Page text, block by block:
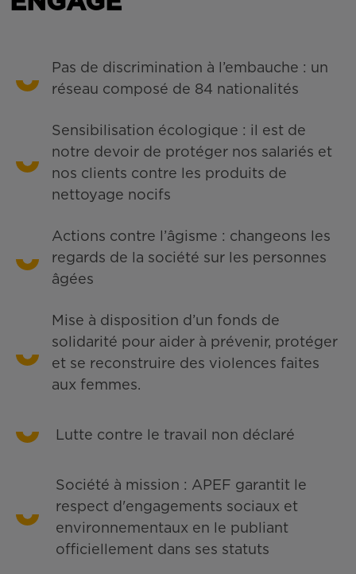
Pas de discrimination à l’embauche : un
réseau composé de 84 nationalités
Sensibilisation écologique : il est de
notre devoir de protéger nos salariés et
nos clients contre les produits de
nettoyage nocifs
Actions contre l’âgisme : changeons les
regards de la société sur les personnes
âgées
Mise à disposition d’un fonds de
solidarité pour aider à prévenir, protéger
et se reconstruire des violences faites
aux femmes.
Lutte contre le travail non déclaré
Société à mission : APEF garantit le
respect d'engagements sociaux et
environnementaux en le publiant
officiellement dans ses statuts